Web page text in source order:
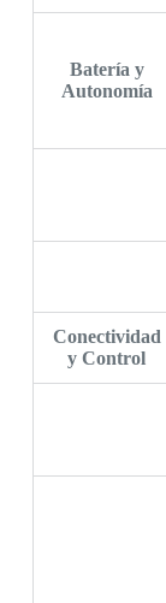
Batería y
Autonomía
Conectividad
y Control